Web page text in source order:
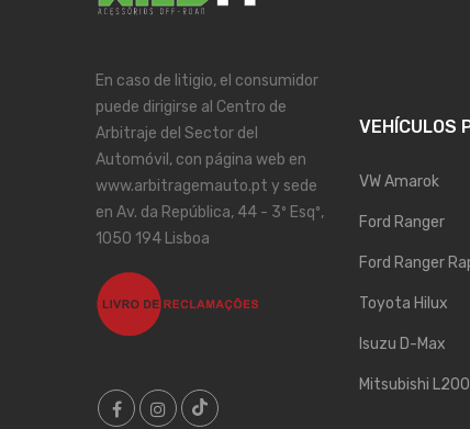
En caso de litigio, el consumidor
puede dirigirse al Centro de
Arbitraje del Sector del
Automóvil, con página web en
www.arbitragemauto.pt y sede
en Av. da República, 44 - 3º Esqº,
1050 194 Lisboa
VEHÍCULOS
VW Amarok
Ford Ranger
Ford Ranger
Toyota Hilux
Isuzu D-Max
Mitsubishi L200